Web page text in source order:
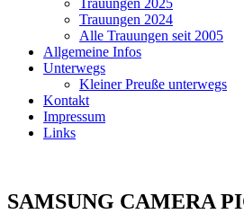
Trauungen 2024
Alle Trauungen seit 2005
Allgemeine Infos
Unterwegs
Kleiner Preuße unterwegs
Kontakt
Impressum
Links
SAMSUNG CAMERA